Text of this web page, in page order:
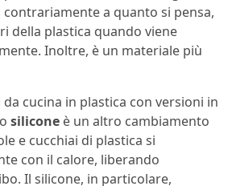
a quanto si pensa,
della plastica quando viene
Inoltre, è un materiale più
cucina in plastica con versioni in
o silicone è un altro cambiamento
e cucchiai di plastica si
con il calore, liberando
Il silicone, in particolare,